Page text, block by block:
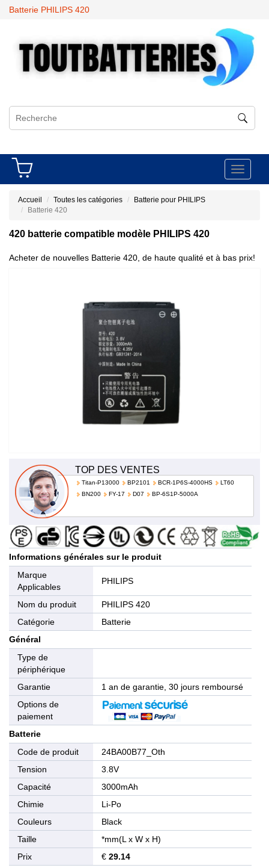
Batterie PHILIPS 420
Toggle
Accueil Toutes les catégories
Batterie pour PHILIPS
Batterie 420
420 batterie compatible modèle PHILIPS 420
Acheter de nouvelles Batterie 420, de haute qualité et à bas prix!
TOP DES VENTES
Titan-P13000 BP2101 BCR-1P6S-4000HS
LT60
BN200
FY-17 D07 BP-6S1P-5000A
Informations générales sur le produit
Marque
Applicables
PHILIPS
Nom du produit
PHILIPS 420
Catégorie
Batterie
Général
Type de
périphérique
Garantie
1 an de garantie, 30 jours remboursé
Options de
paiement
Batterie
Code de produit
24BA00B77_Oth
Tension
3.8V
Capacité
3000mAh
Chimie
Li-Po
Couleurs
Black
Taille
*mm(L x W x H)
Prix
€ 29.14